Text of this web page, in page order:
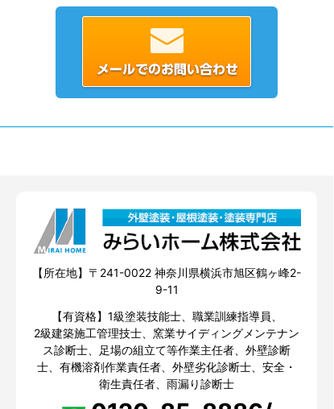
【所在地】〒241-0022 神奈川県横浜市旭区鶴ヶ峰2-
9-11
【有資格】1級塗装技能士、職業訓練指導員、
2級建築施工管理技士、窯業サイディングメンテナン
ス診断士、足場の組立て等作業主任者、外壁診断
士、有機溶剤作業責任者、外壁劣化診断士、安全・
衛生責任者、雨漏り診断士